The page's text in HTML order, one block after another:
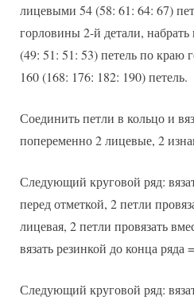
лицевыми 54 (58: 61: 64: 67)
горловины 2-й детали,
(49: 51: 51: 53) петель по краю
160 (168: 176: 182: 190) петель.
Соединить петли в кольцо и
попеременно 2 лицевые, 2
Следующий круговой ряд:
перед отметкой, 2 петли
лицевая, 2 петли провязать
вязать резинкой до конца ряда
Следующий круговой ряд: